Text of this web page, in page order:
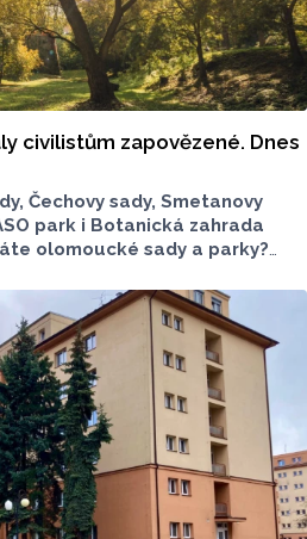
civilistům zapovězené. Dnes
Čechovy sady, Smetanovy
park i Botanická zahrada
olomoucké sady a parky?
tak ale nebylo.